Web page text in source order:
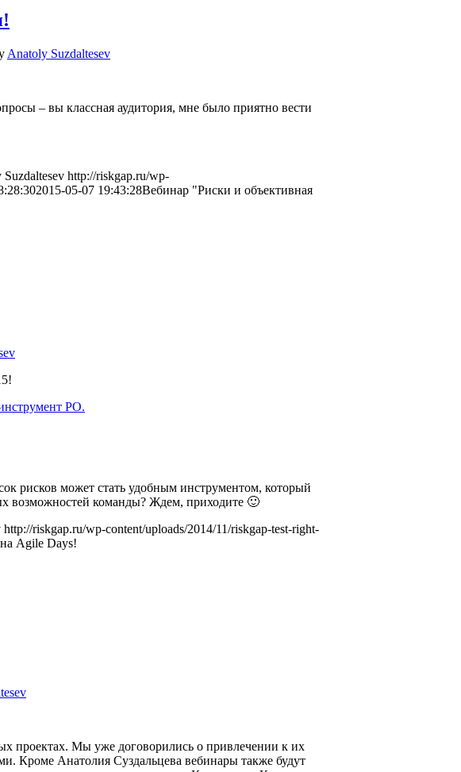
Anatoly Suzdaltesev
– вы классная аудитория, мне было приятно вести
http://riskgap.ru/wp-
2015-05-07 19:43:28Вебинар "Риски и объективная
PO.
рисков может стать удобным инструментом, который
возможностей команды? Ждем, приходите 🙂
http://riskgap.ru/wp-content/uploads/2014/11/riskgap-test-right-
Agile Days!
проектах. Мы уже договорились о привлечении к их
Кроме Анатолия Суздальцева вебинары также будут